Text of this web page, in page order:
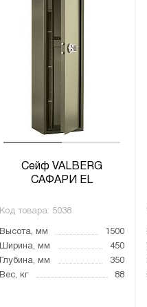
Сейф VALBERG
САФАРИ EL
Код товара: 5038
Высота, мм
1500
Ширина, мм
450
Глубина, мм
350
Вес, кг
88